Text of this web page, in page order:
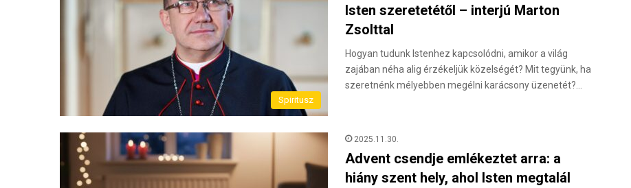
Spiritusz
Isten szeretetétől – interjú Marton
Zsolttal
Hogyan tudunk Istenhez kapcsolódni, amikor a világ
zajában néha alig érzékeljük közelségét? Mit tegyünk, ha
szeretnénk mélyebben megélni karácsony üzenetét?…
2025.11.30.
Advent csendje emlékeztet arra: a
hiány szent hely, ahol Isten megtalál